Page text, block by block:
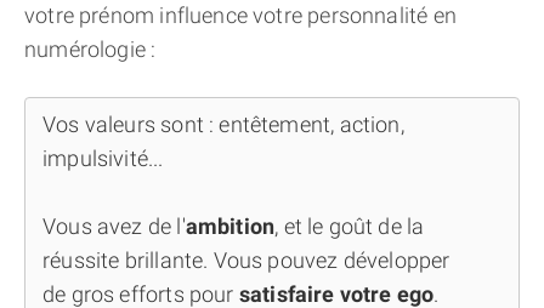
votre prénom influence votre personnalité en
numérologie :
Vos valeurs sont : entêtement, action,
impulsivité...
Vous avez de l'ambition, et le goût de la
réussite brillante. Vous pouvez développer
de gros efforts pour satisfaire votre ego.